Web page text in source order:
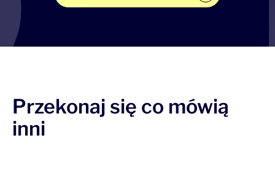
                        "id": 1,
                        "id": 6,
                        "color": "red",
                        "options": ["pocket", "pri
nt", "glitter"]
Przekonaj się co mówią
inni